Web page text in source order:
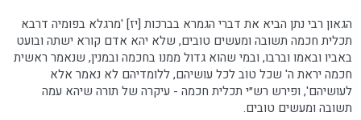
הגאון רבי נתן הביא את דברי הגמרא בברכות [יז] 'מרגלא בפומיה דרבא
תכלית חכמה תשובה ומעשים טובים, שלא יהא אדם קורא ישתה ובועט
באביו ובאמו וברבו, ובמי שהוא גדול ממנו בחכמה ובמנין, שנאמר ראשית
חכמה יראת ה' שכל טוב לכל עושיהם, ללומדיהם לא נאמר אלא
לעושיהם', ופירש רש״י תכלית חכמה - עיקרה של תורה שיהא עמה
תשובה ומעשים טובים.